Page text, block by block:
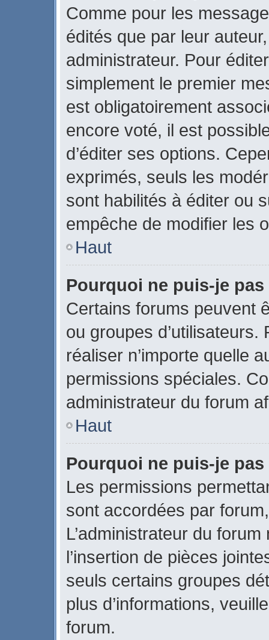
Comme pour les
édités que par leur
administrateur. Pour
simplement le premier
est obligatoirement
encore voté, il est
d’éditer ses options.
exprimés, seuls les
sont habilités à éditer ou
empêche de modifier les
Haut
Pourquoi ne puis-je
Certains forums peuvent
ou groupes
réaliser n’importe quelle
permissions spéciales.
administrateur du forum
Haut
Pourquoi ne puis-je
Les permissions
sont accordées par
L’administrateur du
l’insertion de pièces
seuls certains groupes
plus d’informations,
forum.